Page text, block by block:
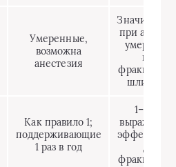
Умеренные,
возможна
анестезия
при
при
шлифовке
Как правило 1;
поддерживающие
1 раз в год
1–3 для
эффекта,
для